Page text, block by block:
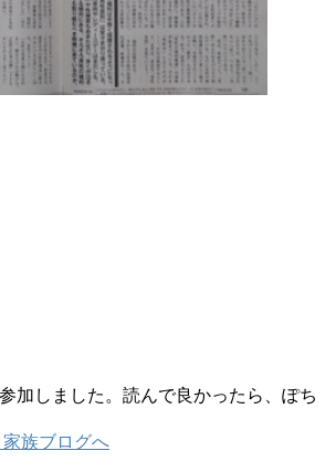
加しました。読んで良かったら、ぽち